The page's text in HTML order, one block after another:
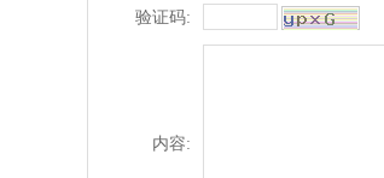
验证码:
内容: